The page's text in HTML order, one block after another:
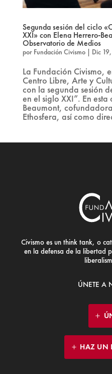
Segunda sesión del ciclo
XXI» con Elena Herrero-
Observatorio de Medios
por Fundación Civismo| Dic
La Fundación Civismo,
Centro Libre, Arte y
con la segunda sesión
en el siglo XXI”. En
Beaumont,
Ethosfera, así como
Civismo es un think tank, o
en la defensa de la libertad
ÚNETE A
HAZ UN